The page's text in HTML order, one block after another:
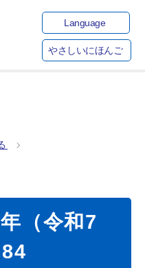
Language
やさしいにほんご
（令和7